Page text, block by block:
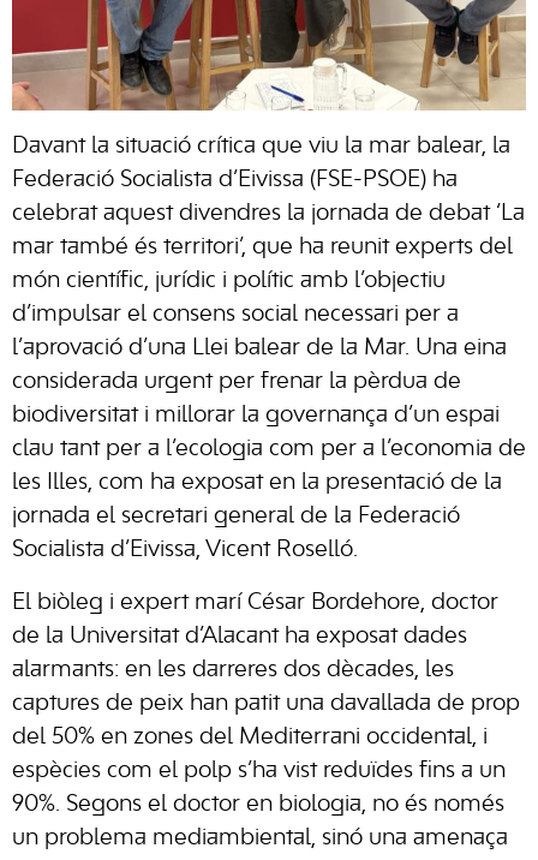
Davant la situació crítica que viu la mar balear, la
Federació Socialista d’Eivissa (FSE-PSOE) ha
celebrat aquest divendres la jornada de debat ‘La
mar també és territori’, que ha reunit experts del
món científic, jurídic i polític amb l’objectiu
d’impulsar el consens social necessari per a
l’aprovació d’una Llei balear de la Mar. Una eina
considerada urgent per frenar la pèrdua de
biodiversitat i millorar la governança d’un espai
clau tant per a l’ecologia com per a l’economia de
les Illes, com ha exposat en la presentació de la
jornada el secretari general de la Federació
Socialista d’Eivissa, Vicent Roselló.
El biòleg i expert marí César Bordehore, doctor
de la Universitat d’Alacant ha exposat dades
alarmants: en les darreres dos dècades, les
captures de peix han patit una davallada de prop
del 50% en zones del Mediterrani occidental, i
espècies com el polp s’ha vist reduïdes fins a un
90%. Segons el doctor en biologia, no és només
un problema mediambiental, sinó una amenaça